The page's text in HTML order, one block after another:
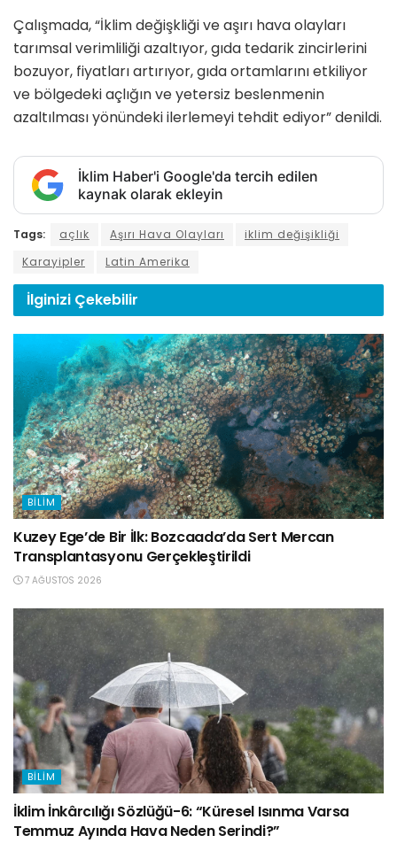
Çalışmada, “İklim değişkliği ve aşırı hava olayları
tarımsal verimliliği azaltıyor, gıda tedarik zincirlerini
bozuyor, fiyatları artırıyor, gıda ortamlarını etkiliyor
ve bölgedeki açlığın ve yetersiz beslenmenin
azaltılması yönündeki ilerlemeyi tehdit ediyor” denildi.
İklim Haber'i Google'da tercih edilen
kaynak olarak ekleyin
Tags: açlık Aşırı Hava Olayları
iklim değişikliği
Karayipler
Latin Amerika
İlginizi Çekebilir
BILIM
Kuzey Ege’de Bir İlk: Bozcaada’da Sert Mercan
Transplantasyonu Gerçekleştirildi
7 AĞUSTOS 2026
BILIM
İklim İnkârcılığı Sözlüğü-6: “Küresel Isınma Varsa
Temmuz Ayında Hava Neden Serindi?”